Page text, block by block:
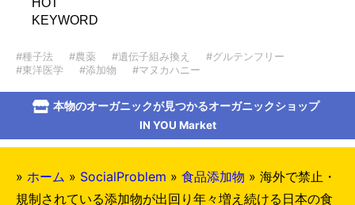
HOT
KEYWORD
#種子法 #農薬 #遺伝子組み換え
#グルテンフリー
#東洋医学
#添加物 #マヌカハニー
本物のオーガニックが見つかるオーガニックショップ
IN YOU Market
» ホーム » SocialProblem » 食品添加物 » 海外で禁止・
規制されている添加物が出回り年々増え続ける日本の食